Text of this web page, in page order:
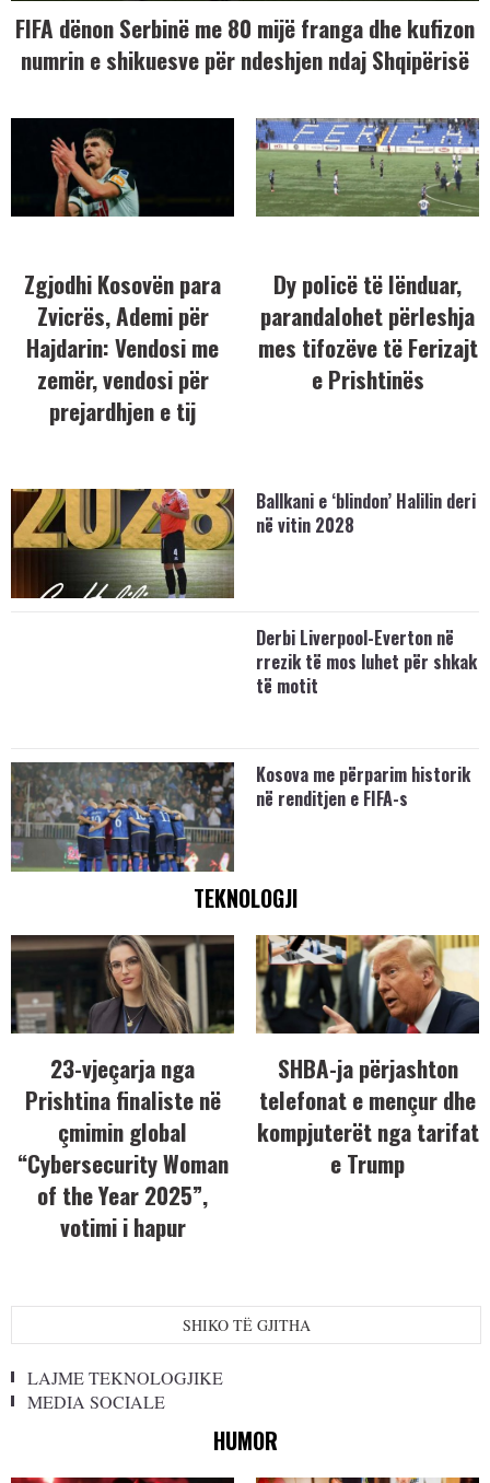
FIFA dënon Serbinë me 80 mijë franga dhe kufizon
numrin e shikuesve për ndeshjen ndaj Shqipërisë
Zgjodhi Kosovën para
Zvicrës, Ademi për
Hajdarin: Vendosi me
zemër, vendosi për
prejardhjen e tij
Dy policë të lënduar,
parandalohet përleshja
mes tifozëve të Ferizajt
e Prishtinës
Ballkani e ‘blindon’ Halilin deri
në vitin 2028
Derbi Liverpool-Everton në
rrezik të mos luhet për shkak
të motit
Kosova me përparim historik
në renditjen e FIFA-s
TEKNOLOGJI
23-vjeçarja nga
Prishtina finaliste në
çmimin global
“Cybersecurity Woman
of the Year 2025”,
votimi i hapur
SHBA-ja përjashton
telefonat e mençur dhe
kompjuterët nga tarifat
e Trump
SHIKO TË GJITHA
LAJME TEKNOLOGJIKE
MEDIA SOCIALE
HUMOR